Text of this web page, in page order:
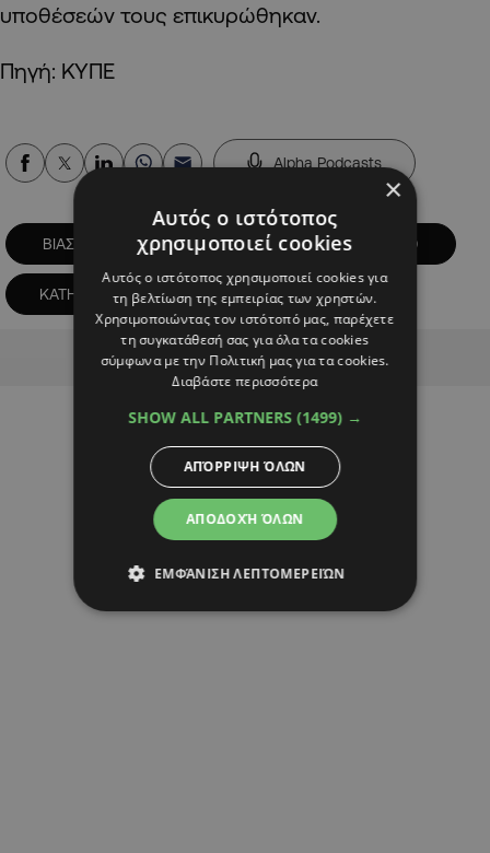
υποθέσεών τους επικυρώθηκαν.
Πηγή: ΚΥΠΕ
Alpha Podcasts
ΒΙΑΣΜΟΣ ΔΙΚΑΣΤΗΡΙΟ ΕΦΕΤΕΙΟ
ΚΑΤΗΓΟΡΟΥΜΕΝΟΣ ΥΠΟΔΙΚΟΣ
Advertisement
×
Αυτός ο ιστότοπος
χρησιμοποιεί cookies
Αυτός ο ιστότοπος χρησιμοποιεί cookies για
τη βελτίωση της εμπειρίας των χρηστών.
Χρησιμοποιώντας τον ιστότοπό μας, παρέχετε
τη συγκατάθεσή σας για όλα τα cookies
σύμφωνα με την Πολιτική μας για τα cookies.
Διαβάστε περισσότερα
SHOW ALL PARTNERS (1499) →
ΑΠΟΔΟΧΉ ΌΛΩΝ
ΑΠΌΡΡΙΨΗ ΌΛΩΝ
ΕΜΦΆΝΙΣΗ ΛΕΠΤΟΜΕΡΕΙΏΝ